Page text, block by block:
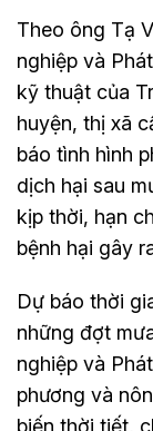
Theo ông Tạ
nghiệp và
kỹ thuật của
huyện, thị xã
báo tình hình
dịch hại sau
kịp thời, hạn
bệnh hại gây
Dự báo thời
những đợt
nghiệp và
phương và
biến thời tiết,